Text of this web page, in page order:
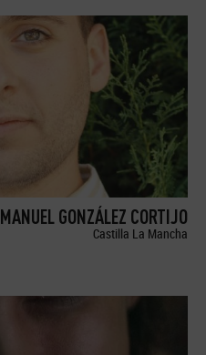
MANUEL GONZÁLEZ CORTIJO
Castilla La Mancha